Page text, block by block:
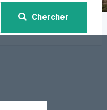
Chercher